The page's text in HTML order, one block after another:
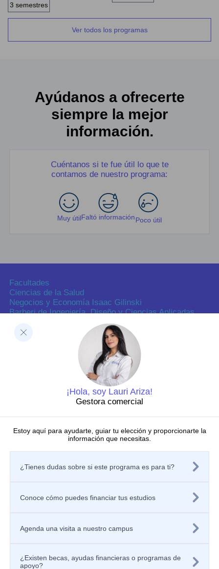
3 semestres
Ver todos los programas
Ayúdanos a ofrecerte
siempre la mejor
información.
Cuéntanos si te fue útil lo que te
contamos de nuestro programa:
Muy útilFaltó informaciónPoco útil
¡Hola, soy Lauri Ariza!
Gestora comercial
Estoy aquí para ayudarte, guiar tu elección y proporcionarte la
información que necesitas.
¿Tienes dudas sobre si este programa es para ti?
Conoce cómo puedes financiar tus estudios
Agenda una visita a nuestro campus
¿Existen becas, ayudas financieras o programas de
apoyo?
Celular: +57 300 910 8606
Facultades
Ciencias de la Salud
Negocios y Economía Isaac Gilinski
Barberi de Ingeniería, Diseño y Ciencias Aplicadas
Decanatura de Innovación Educativa y Fortalecimiento
Dirección de Investigaciones
Dirección de investigaciones
Portal de investigación
Grupos y semilleros de investigación
Centros de investigación
Proyectos de investigación
Nuestras publicaciones
Laboratorios
Políticas
Política de privacidad de los sitios web
Política de Seguridad de la Información
Registra tu PQRSF